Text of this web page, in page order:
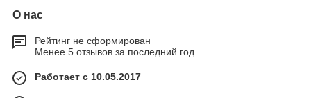
О нас
Рейтинг не сформирован
Менее 5 отзывов за последний год
Работает с 10.05.2017